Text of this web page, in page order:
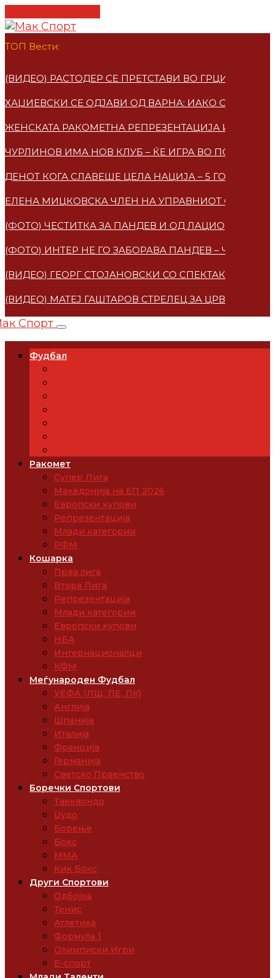
ТОП Вести:
(ВИДЕО) РАСТОДЕР СЕ ПРЕТСТАВИ ВО ГРЦИЈА –
ХАЏИЕВСКИ СЕ ОДЈАВИ ОД ВАРНА: ИАКО СУМ
ЖЕНСКАТА РАКОМЕТНА РЕПРЕЗЕНТАЦИЈА ИМАА
ЧУРЛИНОВ ИМА НОВ КЛУБ – ЌЕ ИГРА ВО ПОЛСКА
ДЕНОТ КОГА СЛАВЕШЕ ЦЕЛА НАЦИЈА – 5 ГОДИНИ
ЕЛЕНА МИЦКОВСКA ЧЛЕН НА УПРАВНИОТ ОДБОР
(ФОТО) ЧЕСТИТКА ЗА ПАНДЕВ И ОД ЛАЦИО
(ФОТО) ИНТЕР НЕ ГО ЗАБОРАВА ПАНДЕВ –
(ВИДЕО) ГЕОРГ СТОЈАНОВСКИ СО СПЕКТАКУЛАРЕН
(ВИДЕО) МАТЕЈ ГАШТАРОВ СТРЕЛЕЦ ЗА ЦРВЕНА
Фудбал
Ракомет
Супер Лига
Македонија на ЕП 2026
Европски купови
Репрезентација
Млади категории
РФМ
Кошарка
Прва лига
Втора Лига
Репрезентација
Млади категории
Европски купови
НБА
Интернационалци
КФМ
Меѓународен Фудбал
УЕФА (ЛШ, ЛЕ, ЛК)
Англија
Шпанија
Италија
Франција
Германија
Светско Првенство
Боречки Спортови
Таеквондо
Џудо
Борење
Бокс
ММА
Кик Бокс
Други Спортови
Одбојка
Тенис
Атлетика
Формула 1
Олимписки Игри
Е-спорт